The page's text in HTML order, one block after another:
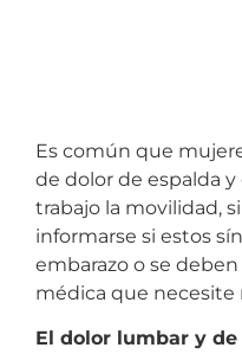
Es común que
de dolor de espalda
trabajo la movilidad,
informarse si estos
embarazo o se
médica que necesite
El dolor lumbar y